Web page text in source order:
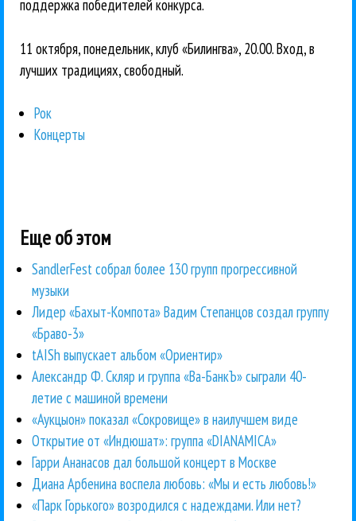
поддержка победителей конкурса.
11 октября, понедельник, клуб «Билингва», 20.00. Вход, в
лучших традициях, свободный.
Рок
Концерты
Еще об этом
SandlerFest собрал более 130 групп прогрессивной
музыки
Лидер «Бахыт-Компота» Вадим Степанцов создал группу
«Браво-3»
tAISh выпускает альбом «Ориентир»
Александр Ф. Скляр и группа «Ва-БанкЪ» сыграли 40-
летие с машиной времени
«Аукцыон» показал «Сокровище» в наилучшем виде
Открытие от «Индюшат»: группа «DIANAMICA»
Гарри Ананасов дал большой концерт в Москве
Диана Арбенина воспела любовь: «Мы и есть любовь!»
«Парк Горького» возродился с надеждами. Или нет?